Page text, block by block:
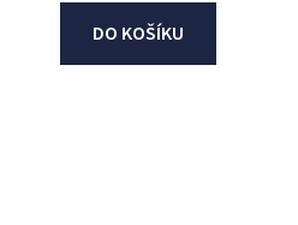
DO KOŠÍKU